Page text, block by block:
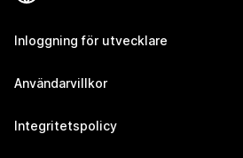
Inloggning för utvecklare
Användarvillkor
Integritetspolicy